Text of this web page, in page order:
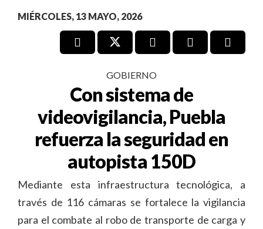
MIÉRCOLES, 13 MAYO, 2026
GOBIERNO
Con sistema de
videovigilancia, Puebla
refuerza la seguridad en
autopista 150D
Mediante esta infraestructura tecnológica, a
través de 116 cámaras se fortalece la vigilancia
para el combate al robo de transporte de carga y